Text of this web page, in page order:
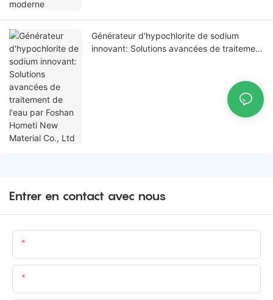
Générateur d'hypochlorite de sodium
innovant: Solutions avancées de traitement
Entrer en contact avec nous